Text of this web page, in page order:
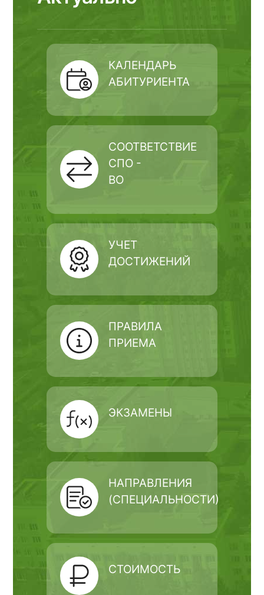
КАЛЕНДАРЬ
АБИТУРИЕНТА
СООТВЕТСТВИЕ
СПО -
ВО
УЧЕТ
ДОСТИЖЕНИЙ
ПРАВИЛА
ПРИЕМА
ЭКЗАМЕНЫ
НАПРАВЛЕНИЯ
(СПЕЦИАЛЬНОСТИ)
СТОИМОСТЬ